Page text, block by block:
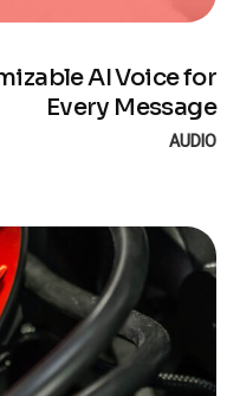
AI Voice for
Every Message
AUDIO